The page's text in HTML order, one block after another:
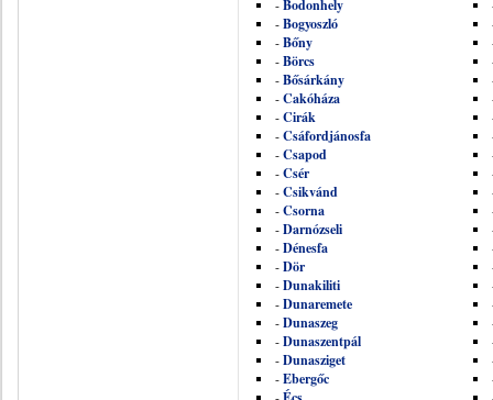
-Bodonhely
-Bogyoszló
-Bőny
-Börcs
-Bősárkány
-Cakóháza
-Cirák
-Csáfordjánosfa
-Csapod
-Csér
-Csikvánd
-Csorna
-Darnózseli
-Dénesfa
-Dör
-Dunakiliti
-Dunaremete
-Dunaszeg
-Dunaszentpál
-Dunasziget
-Ebergőc